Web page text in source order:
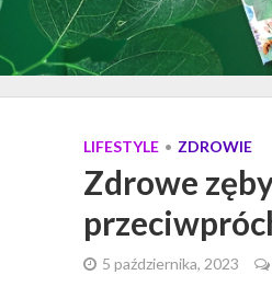
LIFESTYLE • ZDROWIE
Zdrowe
5 października, 2023